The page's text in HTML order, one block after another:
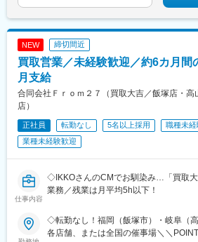
センター駅、祖師ケ谷大蔵駅、都庁前
(東京都)、練馬高野台駅、国領駅、武蔵
京王八王子駅、羽村駅、多摩センター
駅、小机駅、北久里浜駅、本厚木駅、
間駅、淵野辺駅、平塚駅、長岡駅、白
駅、乙女駅、信濃国分寺駅、中軽井沢
大町駅、豊科駅、西岐阜駅、錦駅、草
屋川市駅、藤阪駅、吉田駅(大阪府)、喜
駅、石才駅、鶴原駅、道場南口駅、加
駅、東加古川駅、厄神駅、小野駅(兵庫
神宮前駅、櫟本駅、神前駅(和歌山県)、
阪駅、学文路駅、湖山駅、後藤駅、東
NEW 締切間近
買取営業／未経験歓迎／約6カ月間
月支給
合同会社Ｆｒｏｍ２７（買取大吉／飯塚店・
店）
正社員 転勤なし 5名以上採用
職種未経
業種未経験歓迎
仕事内容
◇IKKOさんのCMでお馴染み…「買取
業務／残業は月平均5h以下！
◇転勤なし！福岡（飯塚市）・岐阜（
各店舗、または全国の催事場＼＼